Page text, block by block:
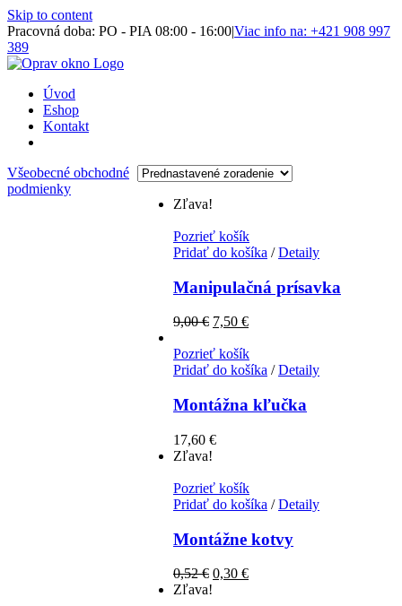
Skip to content
Pracovná doba: PO - PIA 08:00 - 16:00|Viac info na: +421 908 997
389
Úvod
Eshop
Kontakt
Zľava!
Pozrieť košík
Pridať do košíka / Detaily
Manipulačná prísavka
9,00€ 7,50 €
Pozrieť košík
Pridať do košíka / Detaily
Montážna kľučka
17,60 €
Zľava!
Pozrieť košík
Pridať do košíka / Detaily
Montážne kotvy
0,52€ 0,30 €
Zľava!
Všeobecné obchodné
podmienky